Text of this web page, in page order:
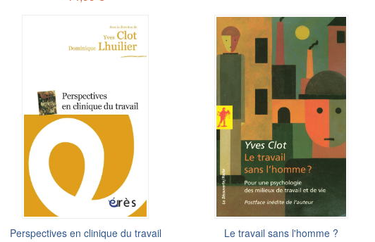
Perspectives en clinique du travail Le travail sans l'homme ?